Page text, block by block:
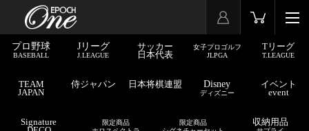
プロ野球
BASEBALL
Jリーグ
J.LEAGUE
サッカー
日本代表
女子プロゴルフ
JLPGA
Tリーグ
T.LEAGUE
TEAM
JAPAN
侍ジャパン 日本将棋連盟 Disney
ディズニー
イベント
event
Signature
限定商品
限定商品
収納用品